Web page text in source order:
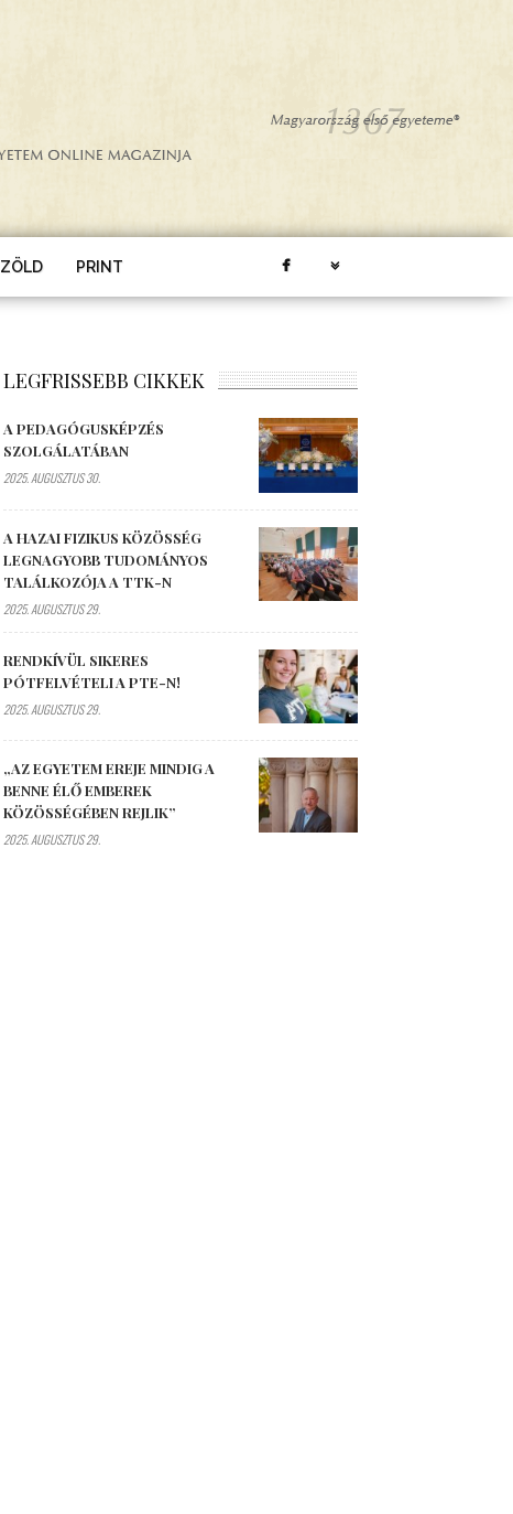
ZÖLD PRINT
LEGFRISSEBB CIKKEK
A PEDAGÓGUSKÉPZÉS
SZOLGÁLATÁBAN
2025. AUGUSZTUS 30.
A HAZAI FIZIKUS KÖZÖSSÉG
LEGNAGYOBB TUDOMÁNYOS
TALÁLKOZÓJA A TTK-N
2025. AUGUSZTUS 29.
RENDKÍVÜL SIKERES
PÓTFELVÉTELI A PTE-N!
2025. AUGUSZTUS 29.
„AZ EGYETEM EREJE MINDIG A
BENNE ÉLŐ EMBEREK
KÖZÖSSÉGÉBEN REJLIK”
2025. AUGUSZTUS 29.